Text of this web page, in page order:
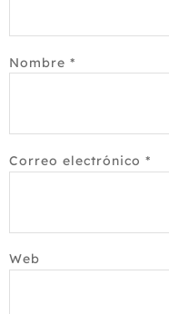
Nombre *
Correo electrónico *
Web